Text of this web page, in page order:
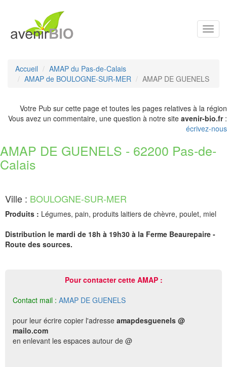
Accueil
AMAP du Pas-de-Calais
AMAP de BOULOGNE-SUR-MER
AMAP DE GUENELS
Votre Pub sur cette page et toutes les pages relatives à la région
Vous avez un commentaire, une question à notre site avenir-bio.fr:
écrivez-nous
AMAP DE GUENELS - 62200 Pas-de-
Calais
Ville : BOULOGNE-SUR-MER
Produits : Légumes, pain, produits laitiers de chèvre, poulet, miel
Distribution le mardi de 18h à 19h30 à la Ferme Beaurepaire -
Route des sources.
Pour contacter cette AMAP :
Contact mail : AMAP DE GUENELS
pour leur écrire copier l'adresse amapdesguenels @
mailo.com
en enlevant les espaces autour de @